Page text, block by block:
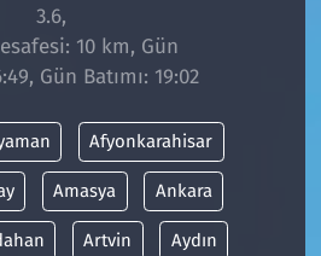
3.6,
10 km, Gün
Gün Batımı: 19:02
Afyonkarahisar
Amasya Ankara
Artvin Aydın